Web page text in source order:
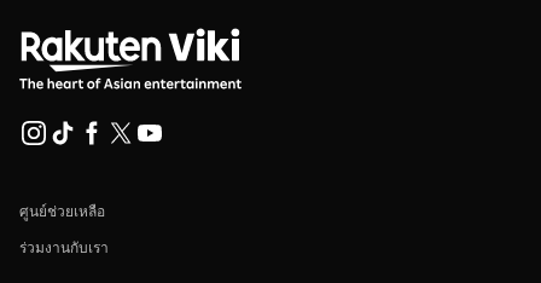
ศูนย์ช่วยเหลือ
ร่วมงานกับเรา